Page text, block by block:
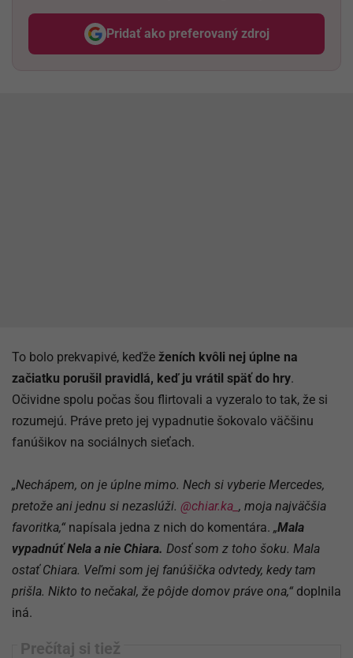
Pridať ako preferovaný zdroj
Odzadu, odkaz sa otvorí v
To bolo prekvapivé, keďže ženích kvôli nej úplne na
začiatku porušil pravidlá, keď ju vrátil späť do hry.
Očividne spolu počas šou flirtovali a vyzeralo to tak, že si
rozumejú. Práve preto jej vypadnutie šokovalo väčšinu
fanúšikov na sociálnych sieťach.
„Nechápem, on je úplne mimo. Nech si vyberie Mercedes,
pretože ani jednu si nezaslúži. @chiar.ka_ , moja najväčšia
favoritka,“ napísala jedna z nich do komentára. „Mala
vypadnúť Nela a nie Chiara. Dosť som z toho šoku. Mala
ostať Chiara. Veľmi som jej fanúšička odvtedy, kedy tam
prišla. Nikto to nečakal, že pôjde domov práve ona,“ doplnila
iná.